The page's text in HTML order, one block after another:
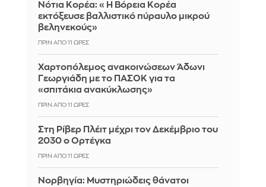
Νότια Κορέα: «Η Βόρεια Κορέα
εκτόξευσε βαλλιστικό πύραυλο μικρού
βεληνεκούς»
ΠΡΙΝ ΑΠΌ 11 ΏΡΕΣ
Χαρτοπόλεμος ανακοινώσεων Άδωνι
Γεωργιάδη με το ΠΑΣΟΚ για τα
«σπιτάκια ανακύκλωσης»
ΠΡΙΝ ΑΠΌ 11 ΏΡΕΣ
Στη Ρίβερ Πλέιτ μέχρι τον Δεκέμβριο του
2030 ο Ορτέγκα
ΠΡΙΝ ΑΠΌ 11 ΏΡΕΣ
Νορβηγία: Μυστηριώδεις θάνατοι